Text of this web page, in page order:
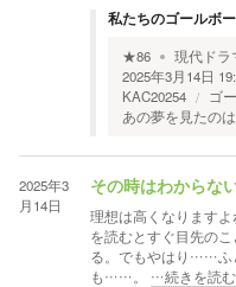
私たちのゴールボー
★86 現代ドラ
2025年3月14日
KAC20254
ゴ
あの夢を見たの
2025年3
月14日
その時はわからな
理想は高くなります
を読むとすぐ目先の
る。でもやはり……ふ
も……。 …続きを読む